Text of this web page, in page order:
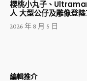
櫻桃小丸子、
人 大型公仔及雕像登
2026 年 8 月 5 日
編輯推介